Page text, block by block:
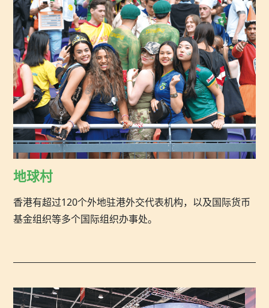
地球村
香港有超过120个外地驻港外交代表机构，以及国际货币
基金组织等多个国际组织办事处。